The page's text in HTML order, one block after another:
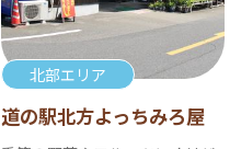
北部エリア
道の駅北方よっちみろ屋